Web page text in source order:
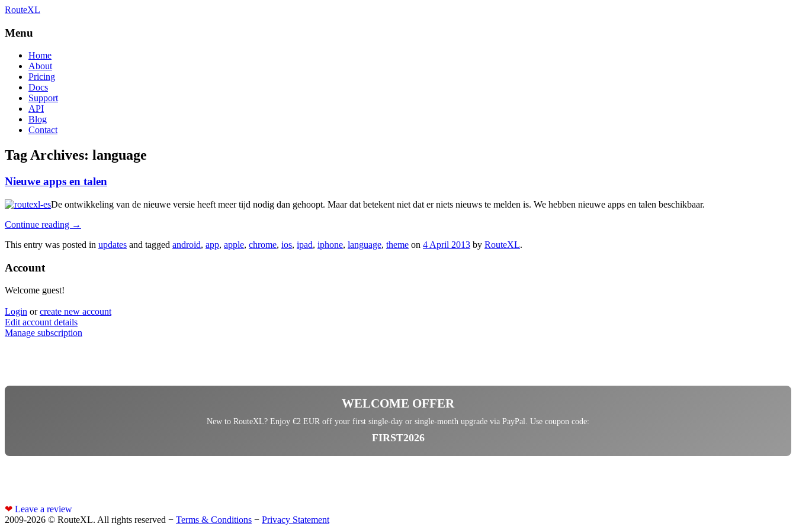
RouteXL
RouteXL
Menu
Home
About
Pricing
Docs
Support
API
Blog
Contact
Tag Archives: language
Nieuwe apps en talen
De ontwikkeling van de nieuwe versie heeft meer tijd nodig dan gehoopt. Maar dat betekent niet dat er niets nieuws te melden is. We hebben nieuwe apps en talen beschikbaar.
Continue reading →
This entry was posted in updates and tagged android, app, apple, chrome, ios, ipad, iphone, language, theme on 4 April 2013 by RouteXL.
Account
Welcome guest!
Login orcreate new account
Edit account details
Manage subscription
WELCOME OFFER
New to RouteXL? Enjoy €2 EUR off your first single-day or single-month upgrade via PayPal. Use coupon code:
FIRST2026
❤ Leave a review
2009-2026 © RouteXL. All rights reserved − Terms & Conditions − Privacy Statement